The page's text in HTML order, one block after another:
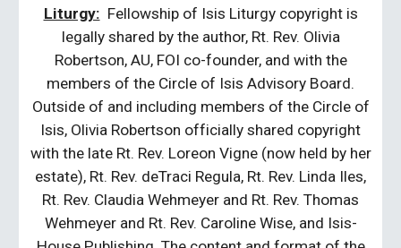
Liturgy: Fellowship of Isis Liturgy copyright is
legally shared by the author, Rt. Rev. Olivia
Robertson, AU, FOI co-founder, and with the
members of the Circle of Isis Advisory Board.
Outside of and including members of the Circle of
Isis, Olivia Robertson officially shared copyright
with the late Rt. Rev. Loreon Vigne (now held by her
estate), Rt. Rev. deTraci Regula, Rt. Rev. Linda Iles,
Rt. Rev. Claudia Wehmeyer and Rt. Rev. Thomas
Wehmeyer and Rt. Rev. Caroline Wise, and Isis-